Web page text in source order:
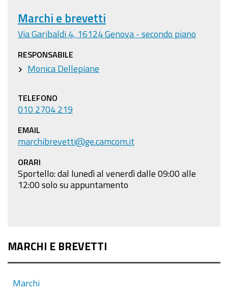
di
proprietà
e
brevetti”
11-
10T10:00:00+01:00
10
dalle
Marchi e brevetti
Via Garibaldi 4, 16124 Genova - secondo piano
RESPONSABILE
Monica Dellepiane
TELEFONO
010 2704 219
EMAIL
marchibrevetti@ge.camcom.it
ORARI
Sportello: dal lunedì al venerdì dalle 09:00 alle
12:00 solo su appuntamento
MARCHI E BREVETTI
Marchi